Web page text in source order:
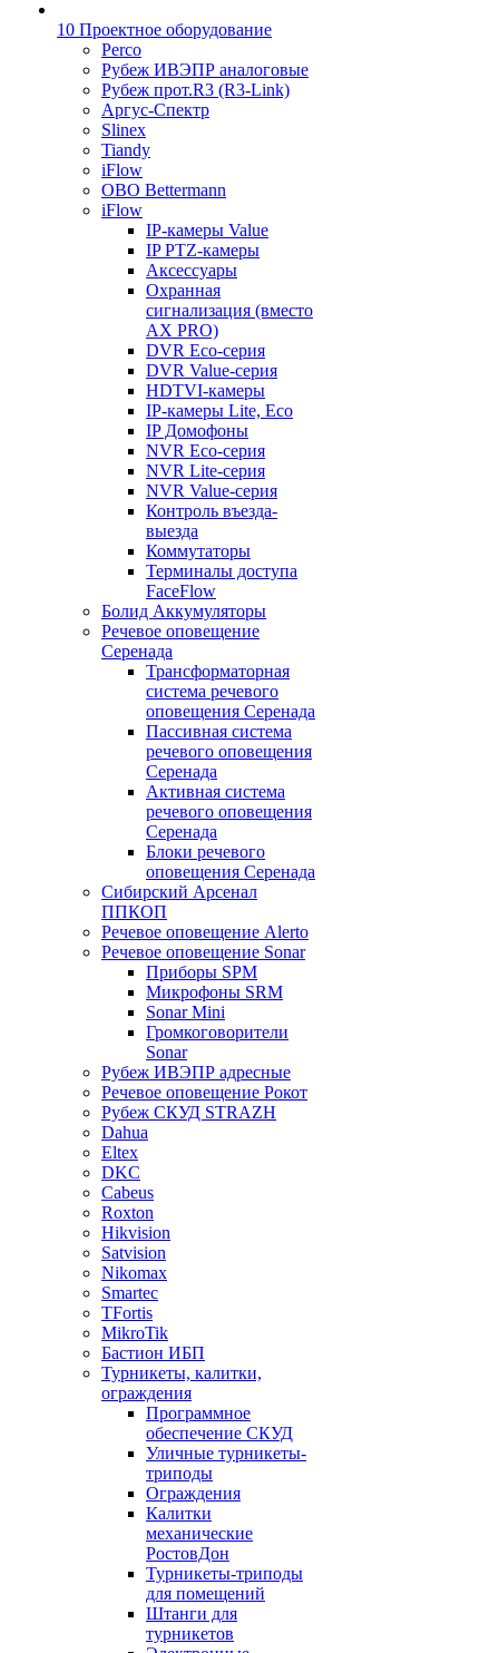
10 Проектное оборудование
Perco
Рубеж ИВЭПР аналоговые
Рубеж прот.R3 (R3-Link)
Аргус-Спектр
Slinex
Tiandy
iFlow
OBO Bettermann
iFlow
IP-камеры Value
IP PTZ-камеры
Аксессуары
Охранная
сигнализация (вместо
AX PRO)
DVR Eco-серия
DVR Value-серия
HDTVI-камеры
IP-камеры Lite, Eco
IP Домофоны
NVR Eco-серия
NVR Lite-серия
NVR Value-серия
Контроль въезда-
выезда
Коммутаторы
Терминалы доступа
FaceFlow
Болид Аккумуляторы
Речевое оповещение
Серенада
Трансформаторная
система речевого
оповещения Серенада
Пассивная система
речевого оповещения
Серенада
Активная система
речевого оповещения
Серенада
Блоки речевого
оповещения Серенада
Сибирский Арсенал
ППКОП
Речевое оповещение Alerto
Речевое оповещение Sonar
Приборы SPM
Микрофоны SRM
Sonar Mini
Громкоговорители
Sonar
Рубеж ИВЭПР адресные
Речевое оповещение Рокот
Рубеж СКУД STRAZH
Dahua
Eltex
DKC
Cabeus
Roxton
Hikvision
Satvision
Nikomax
Smartec
TFortis
MikroTik
Бастион ИБП
Турникеты, калитки,
ограждения
Программное
обеспечение СКУД
Уличные турникеты-
триподы
Ограждения
Калитки
механические
РостовДон
Турникеты-триподы
для помещений
Штанги для
турникетов